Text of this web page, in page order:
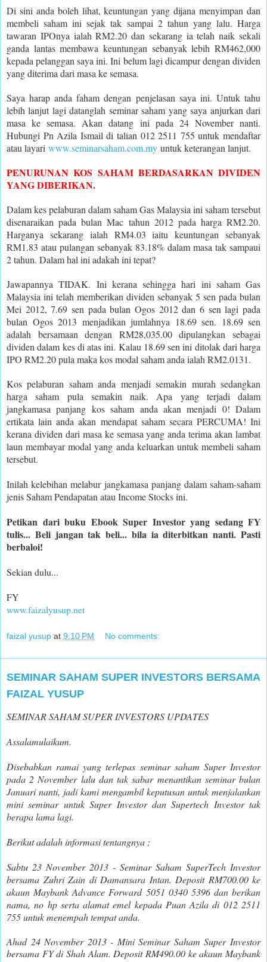
Di sini anda boleh lihat, keuntungan yang dijana menyimpan dan
membeli saham ini sejak tak sampai 2 tahun yang lalu. Harga
tawaran IPOnya ialah RM2.20 dan sekarang ia telah naik sekali
ganda lantas membawa keuntungan sebanyak lebih RM462,000
kepada pelanggan saya ini. Ini belum lagi dicampur dengan dividen
yang diterima dari masa ke semasa.
Saya harap anda faham dengan penjelasan saya ini. Untuk tahu
lebih lanjut lagi datanglah seminar saham yang saya anjurkan dari
masa ke semasa. Akan datang ini pada 24 November nanti.
Hubungi Pn Azila Ismail di talian 012 2511 755 untuk mendaftar
atau layari www.seminarsaham.com.my untuk keterangan lanjut.
PENURUNAN KOS SAHAM BERDASARKAN DIVIDEN
YANG DIBERIKAN.
Dalam kes pelaburan dalam saham Gas Malaysia ini saham tersebut
disenaraikan pada bulan Mac tahun 2012 pada harga RM2.20.
Harganya sekarang ialah RM4.03 iaitu keuntungan sebanyak
RM1.83 atau pulangan sebanyak 83.18% dalam masa tak sampaui
2 tahun. Dalam hal ini adakah ini tepat?
Jawapannya TIDAK. Ini kerana sehingga hari ini saham Gas
Malaysia ini telah memberikan dividen sebanyak 5 sen pada bulan
Mei 2012, 7.69 sen pada bulan Ogos 2012 dan 6 sen lagi pada
bulan Ogos 2013 menjadikan jumlahnya 18.69 sen. 18.69 sen
adalah bersamaan dengan RM28,035.00 dipulangkan sebagai
dividen dalam kes di atas ini. Kalau 18.69 sen ini ditolak dari harga
IPO RM2.20 pula maka kos modal saham anda ialah RM2.0131.
Kos pelaburan saham anda menjadi semakin murah sedangkan
harga saham pula semakin naik. Apa yang terjadi dalam
jangkamasa panjang kos saham anda akan menjadi 0! Dalam
ertikata lain anda akan mendapat saham secara PERCUMA! Ini
kerana dividen dari masa ke semasa yang anda terima akan lambat
laun membayar modal yang anda keluarkan untuk membeli saham
tersebut.
Inilah kelebihan melabur jangkamasa panjang dalam saham-saham
jenis Saham Pendapatan atau Income Stocks ini.
Petikan dari buku Ebook Super Investor yang sedang FY
tulis... Beli jangan tak beli... bila ia diterbitkan nanti. Pasti
berbaloi!
Sekian dulu...
FY
www.faizalyusup.net
faizal yusup at 9:10 PM No comments:
SEMINAR SAHAM SUPER INVESTORS BERSAMA
FAIZAL YUSUP
SEMINAR SAHAM SUPER INVESTORS UPDATES
Assalamulaikum.
Disebabkan ramai yang terlepas seminar saham Super Investor
pada 2 November lalu dan tak sabar menantikan seminar bulan
Januari nanti, jadi kami mengambil keputusan untuk menjalankan
mini seminar untuk Super Investor dan Supertech Investor tak
berapa lama lagi.
Berikut adalah informasi tentangnya ;
Sabtu 23 November 2013 - Seminar Saham SuperTech Investor
bersama Zuhri Zain di Damansara Intan. Deposit RM700.00 ke
akaun Maybank Advance Forward 5051 0340 5396 dan berikan
nama, no hp serta alamat emel kepada Puan Azila di 012 2511
755 untuk menempah tempat anda.
Ahad 24 November 2013 - Mini Seminar Saham Super Investor
bersama FY di Shah Alam. Deposit RM490.00 ke akaun Maybank